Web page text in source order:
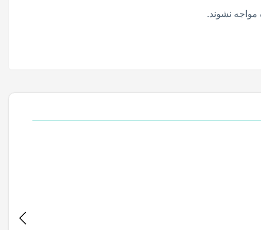
مواجه نشوند.